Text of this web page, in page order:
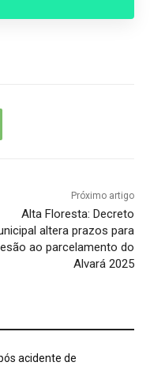
Próximo artigo
Alta Floresta: Decreto
altera prazos para
ao parcelamento do
Alvará 2025
acidente de